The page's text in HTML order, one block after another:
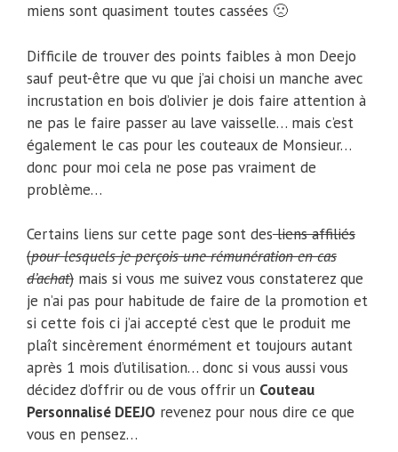
miens sont quasiment toutes cassées 🙁
Difficile de trouver des points faibles à mon Deejo
sauf peut-être que vu que j’ai choisi un manche avec
incrustation en bois d’olivier je dois faire attention à
ne pas le faire passer au lave vaisselle… mais c’est
également le cas pour les couteaux de Monsieur…
donc pour moi cela ne pose pas vraiment de
problème…
Certains liens sur cette page sont desliens affiliés
(pour lesquels je perçois une rémunération en cas
d’achat) mais si vous me suivez vous constaterez que
je n’ai pas pour habitude de faire de la promotion et
si cette fois ci j’ai accepté c’est que le produit me
plaît sincèrement énormément et toujours autant
après 1 mois d’utilisation… donc si vous aussi vous
décidez d’offrir ou de vous offrir un Couteau
Personnalisé DEEJO revenez pour nous dire ce que
vous en pensez…